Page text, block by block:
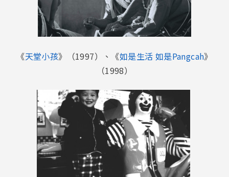
《天堂小孩》（1997）、《如是生活 如是Pangcah》
（1998）